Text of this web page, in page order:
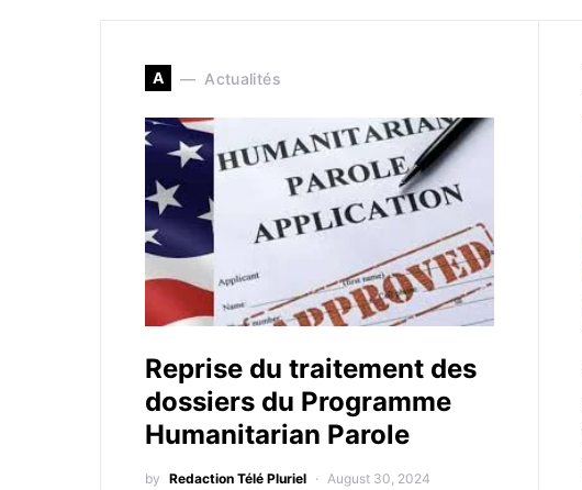
A Actualités
Reprise du traitement des
dossiers du Programme
Humanitarian Parole
by Redaction Télé Pluriel August 30, 2024